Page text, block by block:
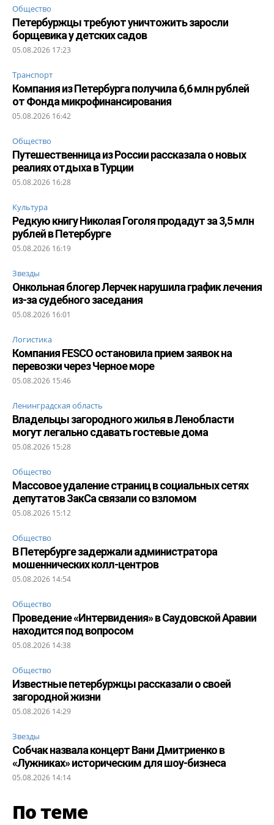
Общество
Петербуржцы требуют уничтожить заросли
борщевика у детских садов
05.08.2026 17:23
Транспорт
Компания из Петербурга получила 6,6 млн рублей
от Фонда микрофинансирования
05.08.2026 16:42
Общество
Путешественница из России рассказала о новых
реалиях отдыха в Турции
05.08.2026 16:28
Культура
Редкую книгу Николая Гоголя продадут за 3,5 млн
рублей в Петербурге
05.08.2026 16:19
Звезды
Онкольная блогер Лерчек нарушила график лечения
из-за судебного заседания
05.08.2026 16:01
Логистика
Компания FESCO остановила прием заявок на
перевозки через Черное море
05.08.2026 15:46
Ленинградская область
Владельцы загородного жилья в Ленобласти
могут легально сдавать гостевые дома
05.08.2026 15:28
Общество
Массовое удаление страниц в социальных сетях
депутатов ЗакСа связали со взломом
05.08.2026 15:12
Общество
В Петербурге задержали администратора
мошеннических колл-центров
05.08.2026 14:54
Общество
Проведение «Интервидения» в Саудовской Аравии
находится под вопросом
05.08.2026 14:38
Общество
Известные петербуржцы рассказали о своей
загородной жизни
05.08.2026 14:29
Звезды
Собчак назвала концерт Вани Дмитриенко в
«Лужниках» историческим для шоу-бизнеса
05.08.2026 14:14
По теме